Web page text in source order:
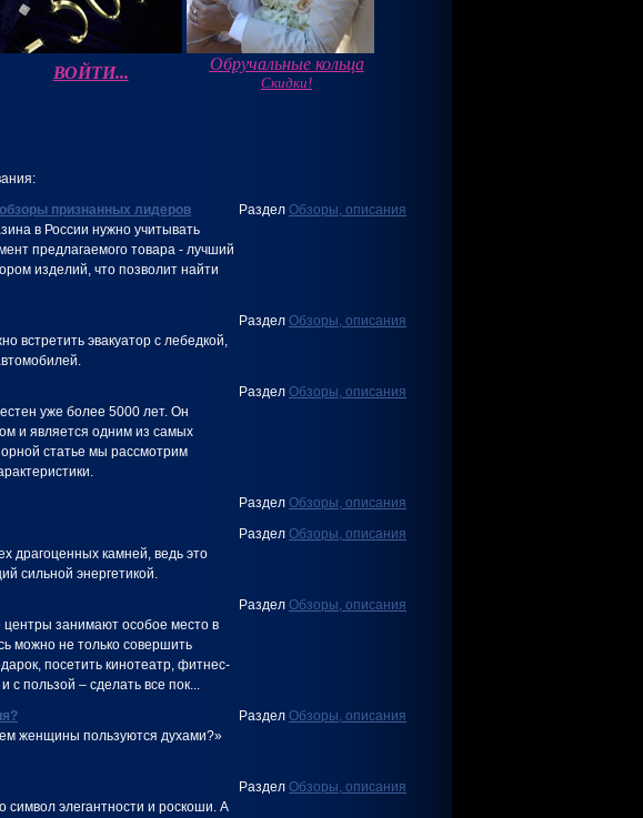
ВОЙТИ... Обручальные кольца
Скидки!
признанных лидеров
Раздел Обзоры, описания
в России нужно учитывать
предлагаемого товара - лучший
изделий, что позволит найти
Раздел Обзоры, описания
встретить эвакуатор с лебедкой,
Раздел Обзоры, описания
уже более 5000 лет. Он
и является одним из самых
статье мы рассмотрим
Раздел Обзоры, описания
Раздел Обзоры, описания
драгоценных камней, ведь это
сильной энергетикой.
Раздел Обзоры, описания
центры занимают особое место в
можно не только совершить
посетить кинотеатр, фитнес-
пользой – сделать все пок...
Раздел Обзоры, описания
женщины пользуются духами?»
Раздел Обзоры, описания
символ элегантности и роскоши. А